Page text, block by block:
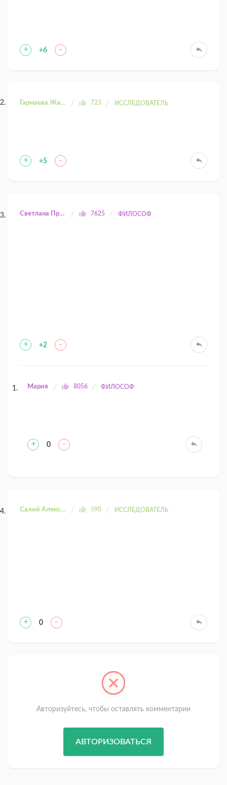
+ +6 -
Гармаева Жаргала 723 ИССЛЕДОВАТЕЛЬ
+ +5 -
Светлана Прилуцкая 7625 ФИЛОСОФ
+ +2 -
Мария 8056 ФИЛОСОФ
+ 0 -
Салий Александра 590 ИССЛЕДОВАТЕЛЬ
+ 0 -
Авторизуйтесь, чтобы оставлять комментарии
АВТОРИЗОВАТЬСЯ